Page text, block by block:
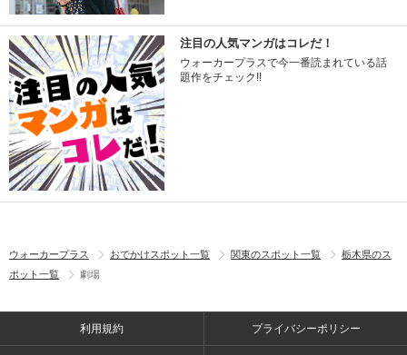
注目の人気マンガはコレだ！
ウォーカープラスで今一番読まれている話
題作をチェック!!
ウォーカープラス おでかけスポット一覧 関東のスポット一覧
栃木県のス
ポット一覧
劇場
利用規約 プライバシーポリシー